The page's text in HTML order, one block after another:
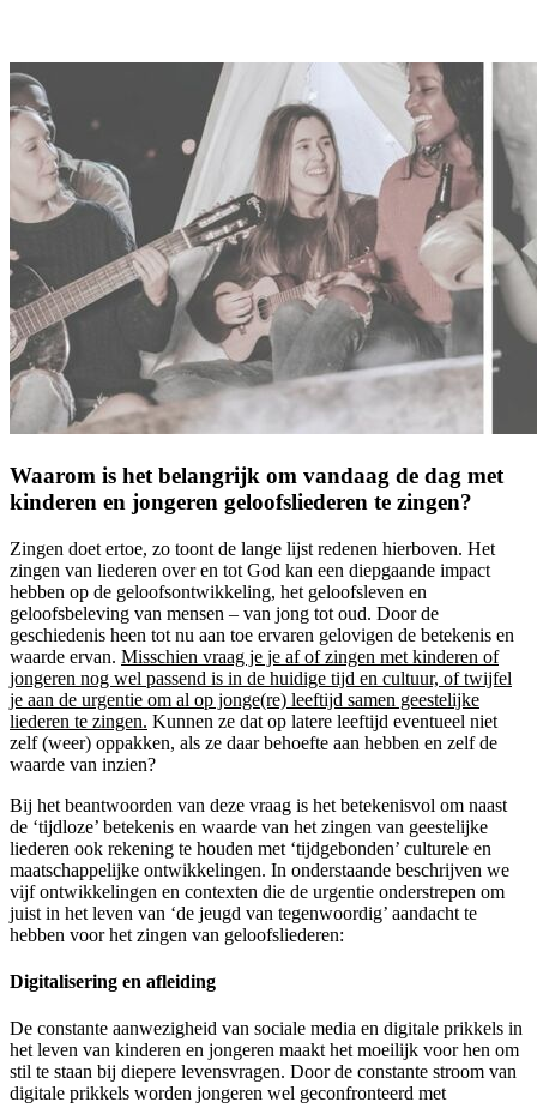
Waarom is het belangrijk om vandaag de dag met
kinderen en jongeren geloofsliederen te zingen?
Zingen doet ertoe, zo toont de lange lijst redenen hierboven. Het
zingen van liederen over en tot God kan een diepgaande impact
hebben op de geloofsontwikkeling, het geloofsleven en
geloofsbeleving van mensen – van jong tot oud. Door de
geschiedenis heen tot nu aan toe ervaren gelovigen de betekenis en
waarde ervan. Misschien vraag je je af of zingen met kinderen of
jongeren nog wel passend is in de huidige tijd en cultuur, of twijfel
je aan de urgentie om al op jonge(re) leeftijd samen geestelijke
liederen te zingen. Kunnen ze dat op latere leeftijd eventueel niet
zelf (weer) oppakken, als ze daar behoefte aan hebben en zelf de
waarde van inzien?
Bij het beantwoorden van deze vraag is het betekenisvol om naast
de ‘tijdloze’ betekenis en waarde van het zingen van geestelijke
liederen ook rekening te houden met ‘tijdgebonden’ culturele en
maatschappelijke ontwikkelingen. In onderstaande beschrijven we
vijf ontwikkelingen en contexten die de urgentie onderstrepen om
juist in het leven van ‘de jeugd van tegenwoordig’ aandacht te
hebben voor het zingen van geloofsliederen:
Digitalisering en afleiding
De constante aanwezigheid van sociale media en digitale prikkels in
het leven van kinderen en jongeren maakt het moeilijk voor hen om
stil te staan bij diepere levensvragen. Door de constante stroom van
digitale prikkels worden jongeren wel geconfronteerd met